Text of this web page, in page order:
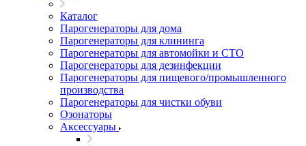
Каталог
Парогенераторы для дома
Парогенераторы для клининга
Парогенераторы для автомойки и СТО
Парогенераторы для дезинфекции
Парогенераторы для пищевого/промышленного
производства
Парогенераторы для чистки обуви
Озонаторы
Аксессуары